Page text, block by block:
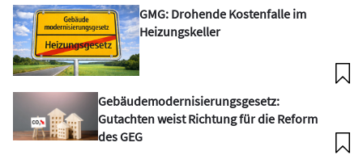
GMG: Drohende Kostenfalle im
Heizungskeller
Gebäudemodernisierungsgesetz:
Gutachten weist Richtung für die Reform
des GEG